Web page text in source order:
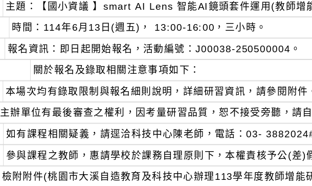
主題：【國小資議 】smart AI Lens 智能AI鏡頭套件運用(教師增
時間：114年6月13日(週五)， 13:00-16:00，三小時。
報名資訊：即日起開始報名，活動編號：J00038-250500004。
關於報名及錄取相關注意事項如下：
本場次均有錄取限制與報名細則說明，詳細研習資訊，請參閱附件
主辦單位有最後審查之權利，因考量研習品質，恕不接受旁聽，請
如有課程相關疑義，請逕洽科技中心陳老師，電話：03-
參與課程之教師，惠請學校於課務自理原則下，本權責核予公(差)
檢附附件(桃園市大溪自造教育及科技中心辦理113學年度教師增能